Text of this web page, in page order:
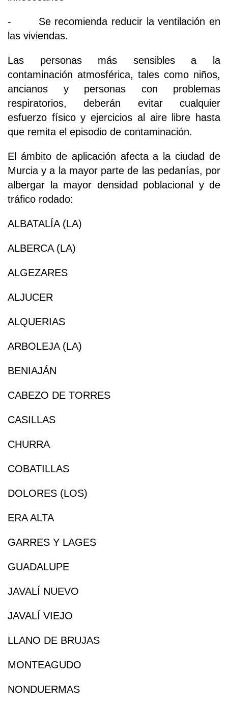
- Se recomienda reducir la ventilación en
las viviendas.
Las personas más sensibles a la
contaminación atmosférica, tales como niños,
ancianos y personas con problemas
respiratorios, deberán evitar cualquier
esfuerzo físico y ejercicios al aire libre hasta
que remita el episodio de contaminación.
El ámbito de aplicación afecta a la ciudad de
Murcia y a la mayor parte de las pedanías, por
albergar la mayor densidad poblacional y de
tráfico rodado:
ALBATALÍA (LA)
ALBERCA (LA)
ALGEZARES
ALJUCER
ALQUERIAS
ARBOLEJA (LA)
BENIAJÁN
CABEZO DE TORRES
CASILLAS
CHURRA
COBATILLAS
DOLORES (LOS)
ERA ALTA
GARRES Y LAGES
GUADALUPE
JAVALÍ NUEVO
JAVALÍ VIEJO
LLANO DE BRUJAS
MONTEAGUDO
NONDUERMAS